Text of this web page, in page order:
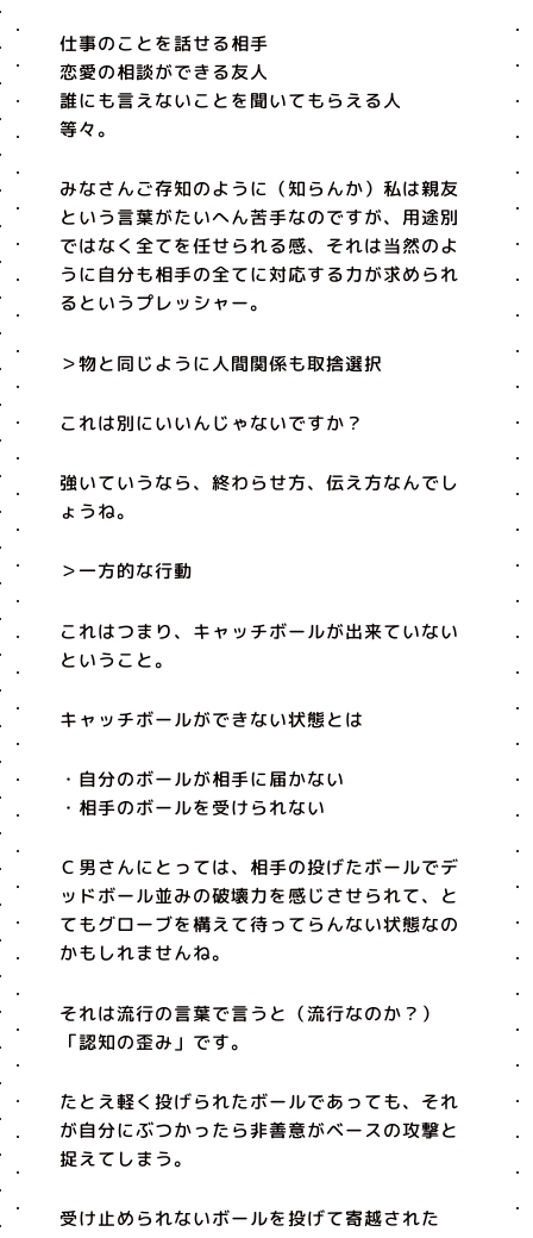
仕事のことを話せる相手
恋愛の相談ができる友人
誰にも言えないことを聞いてもらえる人
等々。
みなさんご存知のように（知らんか）私は親友
という言葉がたいへん苦手なのですが、用途別
ではなく全てを任せられる感、それは当然のよ
うに自分も相手の全てに対応する力が求められ
るというプレッシャー。
＞物と同じように人間関係も取捨選択
これは別にいいんじゃないですか？
強いていうなら、終わらせ方、伝え方なんでし
ょうね。
＞一方的な行動
これはつまり、キャッチボールが出来ていない
ということ。
キャッチボールができない状態とは
・自分のボールが相手に届かない
・相手のボールを受けられない
Ｃ男さんにとっては、相手の投げたボールでデ
ッドボール並みの破壊力を感じさせられて、と
てもグローブを構えて待ってらんない状態なの
かもしれませんね。
それは流行の言葉で言うと（流行なのか？）
「認知の歪み」です。
たとえ軽く投げられたボールであっても、それ
が自分にぶつかったら非善意がベースの攻撃と
捉えてしまう。
受け止められないボールを投げて寄越された